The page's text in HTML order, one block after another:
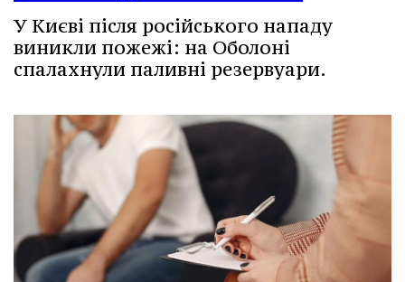
У Києві після російського нападу
виникли пожежі: на Оболоні
спалахнули паливні резервуари.